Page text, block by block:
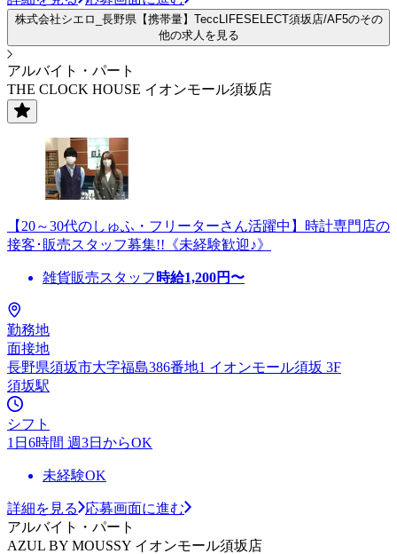
株式会社シエロ_長野県【携帯量】TeccLIFESELECT須坂店/AF5のその
他の求人を見る
アルバイト・パート
THE CLOCK HOUSE イオンモール須坂店
【20～30代のしゅふ・フリーターさん活躍中】時計専門店の
接客･販売スタッフ募集!!《未経験歓迎♪》
雑貨販売スタッフ 時給1,200円〜
勤務地
面接地
長野県須坂市大字福島386番地1 イオンモール須坂 3F
須坂駅
シフト
1日6時間 週3日からOK
未経験OK
詳細を見る
応募画面に進む
アルバイト・パート
AZUL BY MOUSSY イオンモール須坂店